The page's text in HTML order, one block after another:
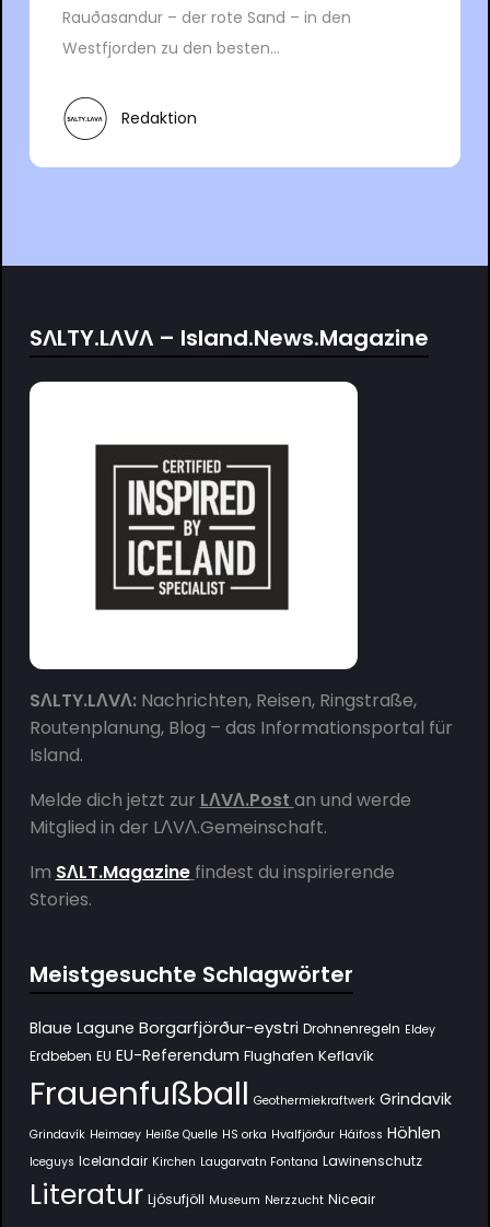
Rauðasandur – der rote Sand – in den
Westfjorden zu den besten...
Redaktion
SΛLTY.LΛVΛ – Island.News.Magazine
SΛLTY.LΛVΛ:Nachrichten, Reisen, Ringstraße,
Routenplanung, Blog – das Informationsportal für
Island.
Melde dich jetzt zur LΛVΛ.Post an und werde
Mitglied in der LΛVΛ.Gemeinschaft.
Im SΛLT.Magazine findest du inspirierende
Stories.
Meistgesuchte Schlagwörter
Blaue Lagune Borgarfjörður-eystri Drohnenregeln Eldey
Erdbeben EU EU-Referendum Flughafen Keflavík
Frauenfußball Geothermiekraftwerk Grindavik
Grindavík Heimaey Heiße Quelle HS orka Hvalfjörður Háifoss Höhlen
Iceguys Icelandair Kirchen Laugarvatn Fontana Lawinenschutz
Literatur Ljósufjöll Museum Nerzzucht Niceair